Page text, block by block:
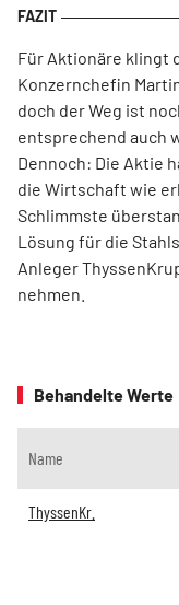
Für Aktionäre klingt
Konzernchefin
doch der Weg ist
entsprechend auch
Dennoch: Die Aktie
die Wirtschaft wie
Schlimmste
Lösung für die
Anleger
nehmen.
Behandelte Werte
Name
ThyssenKr.